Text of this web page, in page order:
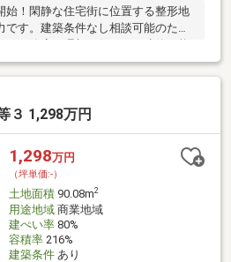
始！閑静な住宅街に位置する整形地
です。建築条件なし相談可能のた
も揃っており、通勤・通学にも便利
としてぜひご検討ください。
創業70
ら高栄ホームへお任せ下さい!中古
３ 1,298万円
1,298万円
（坪単価:-）
土地面積90.08m2
用途地域商業地域
建ぺい率80%
容積率216%
建築条件あり